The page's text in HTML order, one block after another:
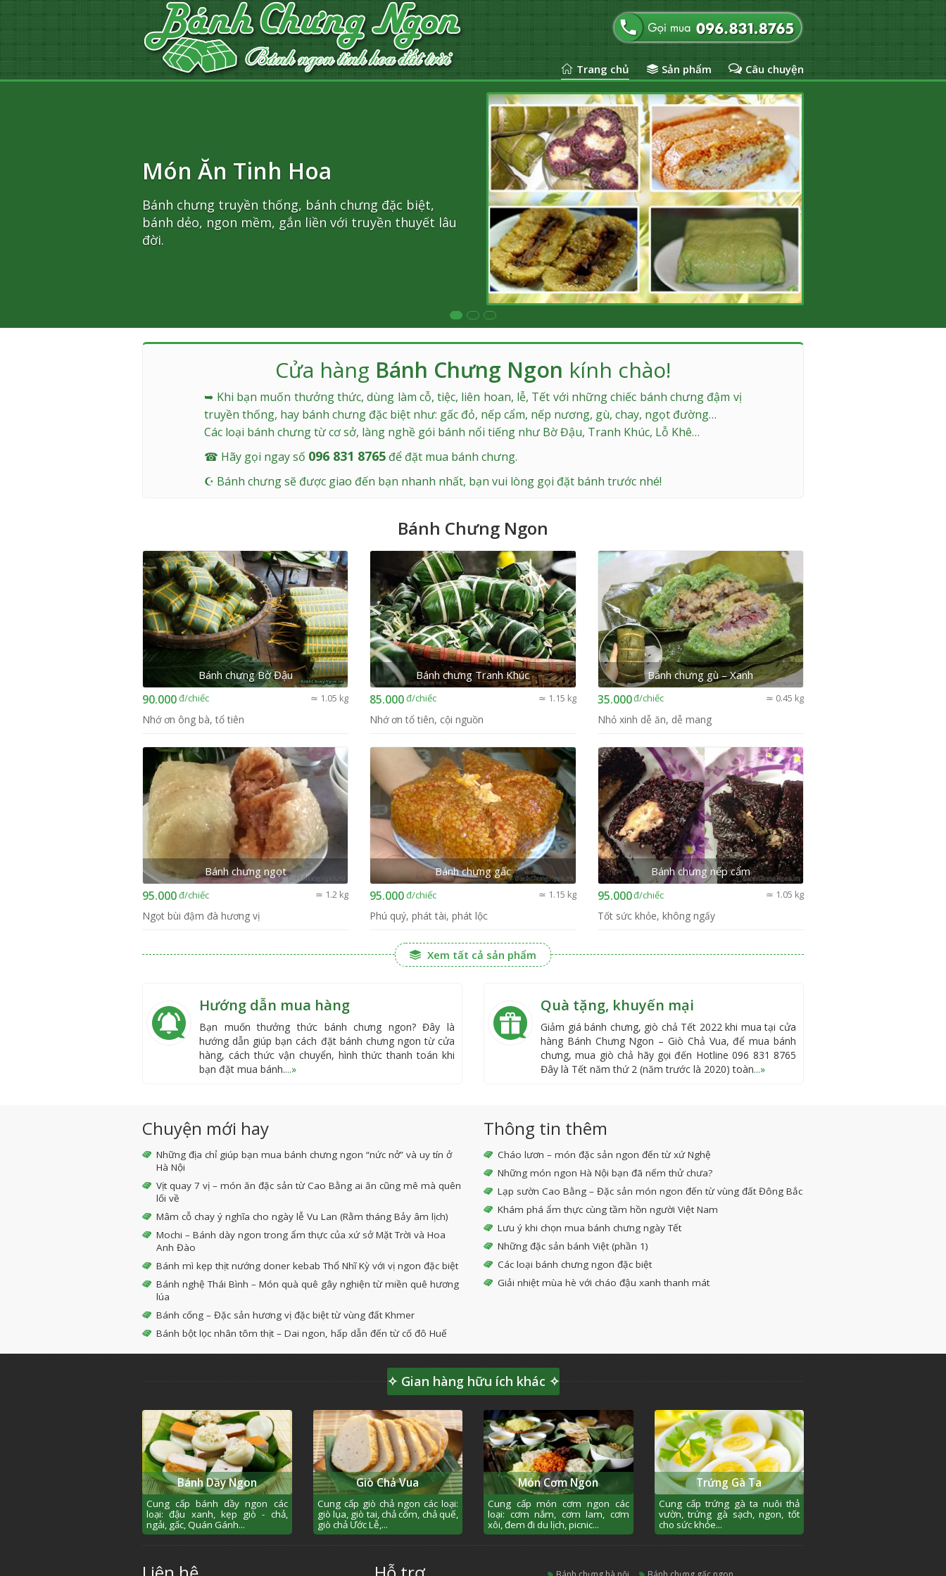
Trang chủ Sản phẩm Câu chuyện
Món Ăn Tinh Hoa
Bánh chưng truyền thống, bánh chưng đặc biệt,
bánh dẻo, ngon mềm, gắn liền với truyền thuyết lâu
Cỗ Tiệc Đậm Đà
Thơm mùi lá rong, lúa
hơn, đậm đà hương vị món ăn
Cửa hàng Bánh Chưng Ngon kính chào!
➥ Khi bạn muốn thưởng thức, dùng làm cỗ, tiệc, liên hoan, lễ, Tết với những chiếc bánh chưng đậm vị
truyền thống, hay bánh chưng đặc biệt như: gấc đỏ, nếp cẩm, nếp nương, gù, chay, ngọt đường…
Các loại bánh chưng từ cơ sở, làng nghề gói bánh nổi tiếng như Bờ Đậu, Tranh Khúc, Lỗ Khê…
☎ Hãy gọi ngay số 096 831 8765 để đặt mua bánh chưng.
☪ Bánh chưng sẽ được giao đến bạn nhanh nhất, bạn vui lòng gọi đặt bánh trước nhé!
Bánh Chưng Ngon
Bánh chưng Bờ Đậu
90.000đ/chiếc ≃ 1.05 kg
Nhớ ơn ông bà, tổ tiên
Bánh chưng Tranh Khúc
85.000đ/chiếc ≃ 1.15 kg
Nhớ ơn tổ tiên, cội nguồn
Bánh chưng gù – Xanh
35.000đ/chiếc ≃ 0.45 kg
Nhỏ xinh dễ ăn, dễ mang
Bánh chưng ngọt
95.000đ/chiếc ≃ 1.2 kg
Ngọt bùi đậm đà hương vị
Bánh chưng gấc
95.000đ/chiếc ≃ 1.15 kg
Phú quý, phát tài, phát lộc
Bánh chưng nếp cẩm
95.000đ/chiếc ≃ 1.05 kg
Tốt sức khỏe, không ngấy
Xem tất cả sản phẩm
Hướng dẫn mua hàng
Bạn muốn thưởng thức bánh chưng ngon? Đây là
hướng dẫn giúp bạn cách đặt bánh chưng ngon từ cửa
hàng, cách thức vận chuyển, hình thức thanh toán khi
bạn đặt mua bánh....»
Quà tặng, khuyến mại
Giảm giá bánh chưng, giò chả Tết 2022 khi mua tại cửa
hàng Bánh Chưng Ngon – Giò Chả Vua, để mua bánh
chưng, mua giò chả hãy gọi đến Hotline 096 831 8765
Đây là Tết năm thứ 2 (năm trước là 2020) toàn...»
Chuyện mới hay
Những địa chỉ giúp bạn mua bánh chưng ngon “nức nở” và uy tín ở
Hà Nội
Vịt quay 7 vị – món ăn đặc sản từ Cao Bằng ai ăn cũng mê mà quên
lối về
Mâm cỗ chay ý nghĩa cho ngày lễ Vu Lan (Rằm tháng Bảy âm lịch)
Mochi – Bánh dày ngon trong ẩm thực của xứ sở Mặt Trời và Hoa
Anh Đào
Bánh mì kẹp thịt nướng doner kebab Thổ Nhĩ Kỳ với vị ngon đặc biệt
Bánh nghệ Thái Bình – Món quà quê gây nghiện từ miền quê hương
lúa
Bánh cống – Đặc sản hương vị đặc biệt từ vùng đất Khmer
Bánh bột lọc nhân tôm thịt – Dai ngon, hấp dẫn đến từ cố đô Huế
Thông tin thêm
Cháo lươn – món đặc sản ngon đến từ xứ Nghệ
Những món ngon Hà Nội bạn đã nếm thử chưa?
Lạp sườn Cao Bằng – Đặc sản món ngon đến từ vùng đất Đông Bắc
Khám phá ẩm thực cùng tầm hồn người Việt Nam
Lưu ý khi chọn mua bánh chưng ngày Tết
Những đặc sản bánh Việt (phần 1)
Các loại bánh chưng ngon đặc biệt
Giải nhiệt mùa hè với cháo đậu xanh thanh mát
✧ Gian hàng hữu ích khác ✧
Bánh Dầy Ngon
Cung cấp bánh dầy ngon các
loại: đậu xanh, kẹp giò - chả,
ngải, gấc, Quán Gánh...
Giò Chả Vua
Cung cấp giò chả ngon các loại:
giò lụa, giò tai, chả cốm, chả quế,
giò chả Ước Lễ,...
Món Cơm Ngon
Cung cấp món cơm ngon các
loại: cơm nắm, cơm lam, cơm
xôi, đem đi du lịch, picnic...
Trứng Gà Ta
Cung cấp trứng gà ta nuôi thả
vườn, trứng gà sạch, ngon, tốt
cho sức khỏe...